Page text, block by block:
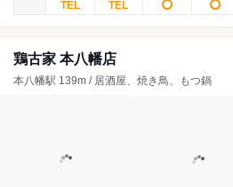
鶏古家 本八幡店
本八幡駅 139m / 居酒屋、焼き鳥、もつ鍋